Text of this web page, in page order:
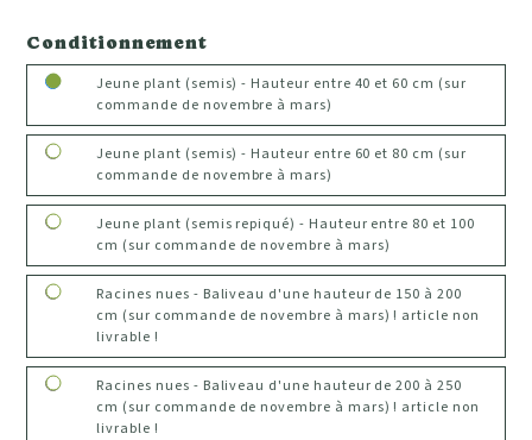
Conditionnement
Jeune plant (semis) - Hauteur entre 40 et 60 cm (sur
commande de novembre à mars)
Jeune plant (semis) - Hauteur entre 60 et 80 cm (sur
commande de novembre à mars)
Jeune plant (semis repiqué) - Hauteur entre 80 et 100
cm (sur commande de novembre à mars)
Racines nues - Baliveau d'une hauteur de 150 à 200
cm (sur commande de novembre à mars) ! article non
livrable !
Racines nues - Baliveau d'une hauteur de 200 à 250
cm (sur commande de novembre à mars) ! article non
livrable !